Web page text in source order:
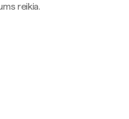
reikia.